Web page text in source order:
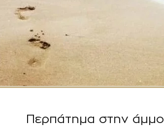
Περπάτημα στην άμμο